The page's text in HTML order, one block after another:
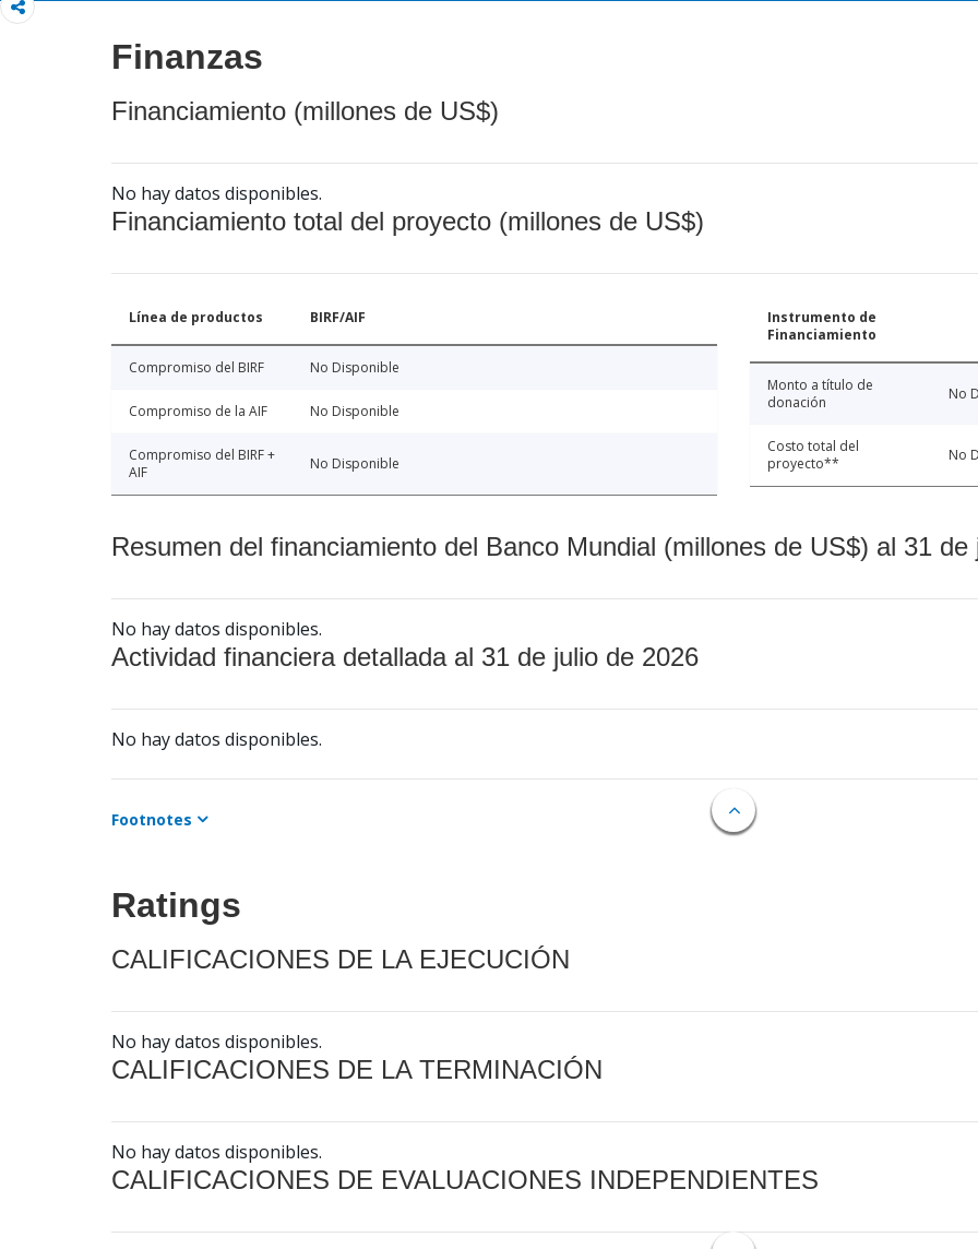
Finanzas
Financiamiento (millones de US$)
No hay datos disponibles.
Financiamiento total del proyecto (millones de US$)
Línea de productos BIRF/AIF
Compromiso del BIRF No Disponible
Compromiso de la AIF No Disponible
Compromiso del BIRF +
AIF
No Disponible
Instrumento de
Financiamiento
Monto a título de
donación
No
Costo total del
proyecto**
No
Resumen del financiamiento del Banco Mundial (millones de US$) al 31 de
No hay datos disponibles.
Actividad financiera detallada al 31 de julio de 2026
No hay datos disponibles.
Footnotes
Ratings
CALIFICACIONES DE LA EJECUCIÓN
No hay datos disponibles.
CALIFICACIONES DE LA TERMINACIÓN
No hay datos disponibles.
CALIFICACIONES DE EVALUACIONES INDEPENDIENTES